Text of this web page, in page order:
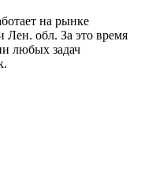
на рынке
Лен. обл. За это время
любых задач